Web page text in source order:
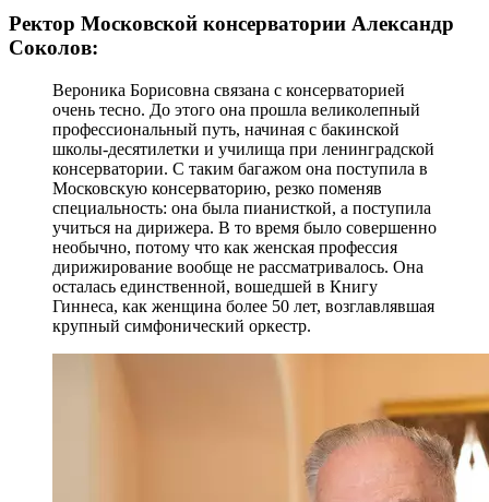
Ректор Московской консерватории Александр
Соколов:
Вероника Борисовна связана с консерваторией
очень тесно. До этого она прошла великолепный
профессиональный путь, начиная с бакинской
школы-десятилетки и училища при ленинградской
консерватории. С таким багажом она поступила в
Московскую консерваторию, резко поменяв
специальность: она была пианисткой, а поступила
учиться на дирижера. В то время было совершенно
необычно, потому что как женская профессия
дирижирование вообще не рассматривалось. Она
осталась единственной, вошедшей в Книгу
Гиннеса, как женщина более 50 лет, возглавлявшая
крупный симфонический оркестр.